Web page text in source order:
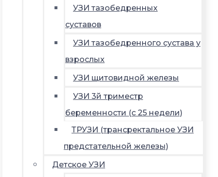
УЗИ тазобедренных
суставов
УЗИ тазобедренного сустава у
взрослых
УЗИ щитовидной железы
УЗИ 3й триместр
беременности (с 25 недели)
ТРУЗИ (трансректальное УЗИ
предстательной железы)
Детское УЗИ